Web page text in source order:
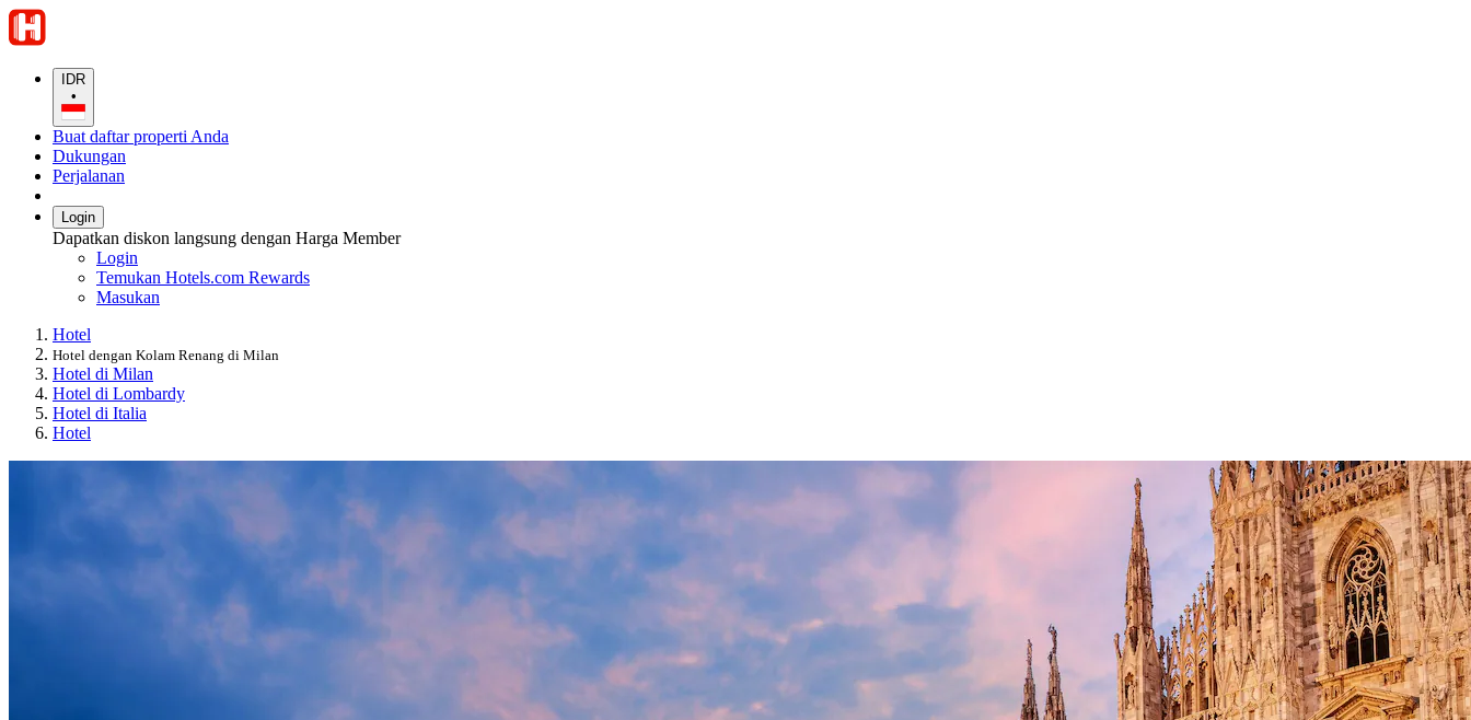
IDR
•
Buat daftar properti Anda
Dukungan
Perjalanan
Login
Dapatkan diskon langsung dengan Harga Member
Login
Temukan Hotels.com Rewards
Masukan
Hotel
Hotel dengan Kolam Renang di Milan
Hotel di Milan
Hotel di Lombardy
Hotel di Italia
Hotel